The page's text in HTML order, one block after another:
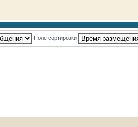
Поле сортировки